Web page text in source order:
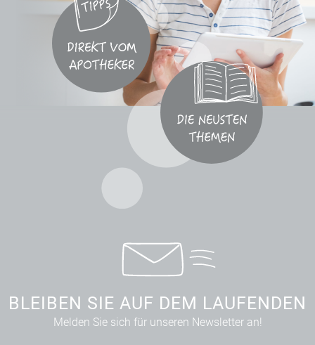
BLEIBEN SIE AUF DEM LAUFENDEN
Melden Sie sich für unseren Newsletter an!